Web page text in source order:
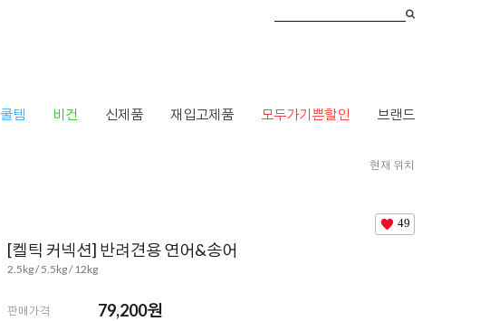
쿨템 비건 신제품 재입고제품 모두가기쁜할인 브랜드
현재 위치
49
[켈틱 커넥션] 반려견용 연어&송어
2.5kg / 5.5kg / 12kg
판매가격 79,200원